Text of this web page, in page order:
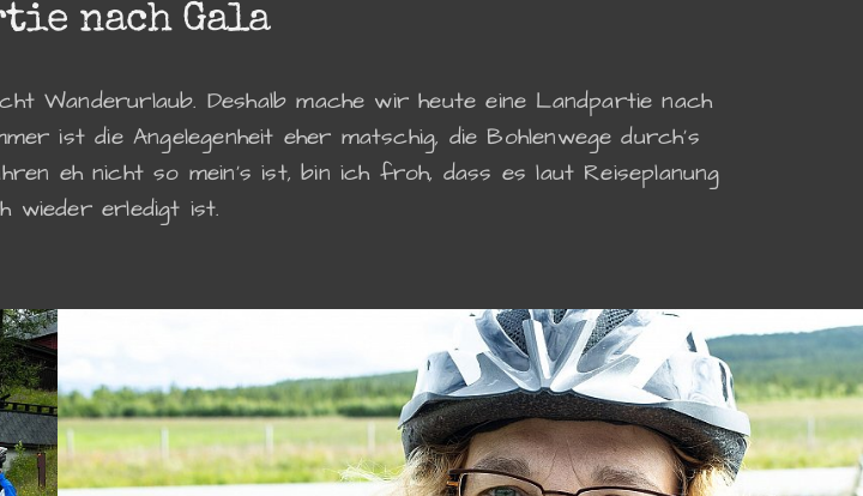
nach Gala
Wanderurlaub. Deshalb mache wir heute eine Landpartie nach
ist die Angelegenheit eher matschig, die Bohlenwege durch's
eh nicht so mein's ist, bin ich froh, dass es laut Reiseplanung
wieder erledigt ist.